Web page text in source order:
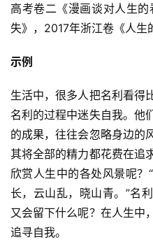
高考卷二《漫画谈对人生
失》，2017年浙江卷《人生
示例
生活中，很多人把名利看得
名利的过程中迷失自我。他
的成果，往往会忽略身边的
其将全部的精力都花费在追
欣赏人生中的各处风景呢
长，云山乱，晓山青。”名
又会留下什么呢？在人生中
追寻自我。